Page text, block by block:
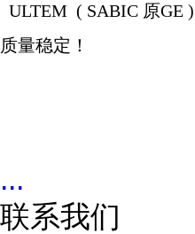
ULTEM ( SABIC 原GE )
质量稳定！
...
联系我们